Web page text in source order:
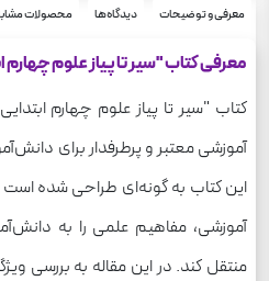
درس
معرفی و توضیحات دیدگاه‌ها محصولات
معرفی کتاب "سیر تا پیاز علوم چهارم
کتاب "سیر تا پیاز علوم چهارم
آموزشی معتبر و پرطرفدار برای
این کتاب به گونه‌ای طراحی شده است
آموزشی، مفاهیم علمی را به
منتقل کند. در این مقاله به بررسی